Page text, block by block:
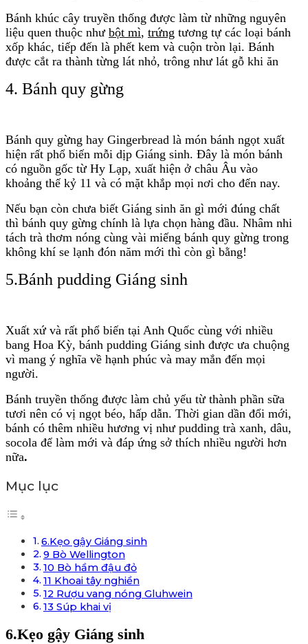
Bánh khúc cây truyền thống được làm từ những nguyên
liệu quen thuộc như bột mì, trứng tương tự các loại bánh
xốp khác, tiếp đến là phết kem và cuộn tròn lại. Bánh
được cắt ra thành từng lát nhỏ, trông như lát gỗ khi ăn
4. Bánh quy gừng
Bánh quy gừng hay Gingerbread là món bánh ngọt xuất
hiện rất phổ biến mỗi dịp Giáng sinh. Đây là món bánh
có nguồn gốc từ Hy Lạp, xuất hiện ở châu Âu vào
khoảng thế kỷ 11 và có mặt khắp mọi nơi cho đến nay.
Nếu bạn còn chưa biết Giáng sinh ăn gì mới đúng chất
thì bánh quy gừng chính là lựa chọn hàng đầu. Nhâm nhi
tách trà thơm nóng cùng vài miếng bánh quy gừng trong
không khí se lạnh đón năm mới thì còn gì bằng!
5.Bánh pudding Giáng sinh
Xuất xứ và rất phổ biến tại Anh Quốc cùng với nhiều
bang Hoa Kỳ, bánh pudding Giáng sinh được ưa chuộng
vì mang ý nghĩa về hạnh phúc và may mắn đến mọi
người.
Bánh truyền thống được làm chủ yếu từ thành phần sữa
tươi nên có vị ngọt béo, hấp dẫn. Thời gian dần đổi mới,
bánh có thêm nhiều hương vị như pudding trà xanh, dâu,
socola để làm mới và đáp ứng sở thích nhiều người hơn
nữa.
Mục lục
6.Kẹo gậy Giáng sinh
9 Bò Wellington
10 Bò hầm đậu đỏ
11 Khoai tây nghiền
12 Rượu vang nóng Gluhwein
13 Súp khai vị
6.Kẹo gậy Giáng sinh